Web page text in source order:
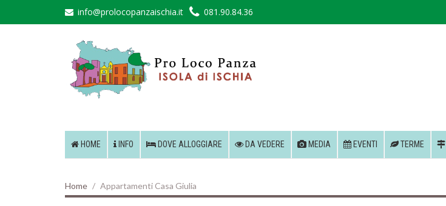
info@prolocopanzaischia.it 081.90.84.36
HOME INFO DOVE ALLOGGIARE DA VEDERE MEDIA EVENTI TERME
Home Appartamenti Casa Giulia